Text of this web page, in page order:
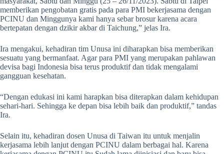
memberikan pengobatan gratis pada para PMI bekerjasama dengan
PCINU dan Minggunya kami hanya sebar brosur karena acara
bertepatan dengan dzikir akbar di Taichung,” jelas Ira.
Ira mengakui, kehadiran tim Unusa ini diharapkan bisa memberikan
sesuatu yang bermanfaat. Agar para PMI yang merupakan pahlawan
devisa bagi Indonesia bisa terus produktif dan tidak mengalami
gangguan kesehatan.
“Dengan edukasi ini kami harapkan bisa diterapkan dalam kehidupan
sehari-hari. Sehingga ke depan bisa lebih baik dan produktif,” tandas
Ira.
Selain itu, kehadiran dosen Unusa di Taiwan itu untuk menjalin
kerjasama lebih lanjut dengan PCINU dalam berbagai hal. Karena